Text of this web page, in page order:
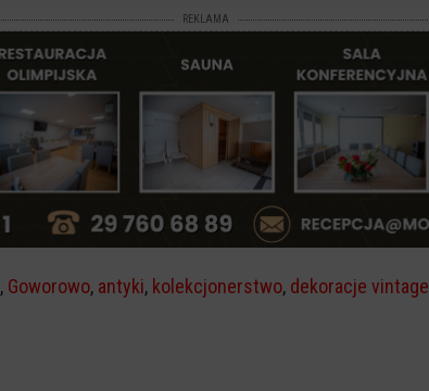
REKLAMA
, Goworowo, antyki, kolekcjonerstwo, dekoracje vintage